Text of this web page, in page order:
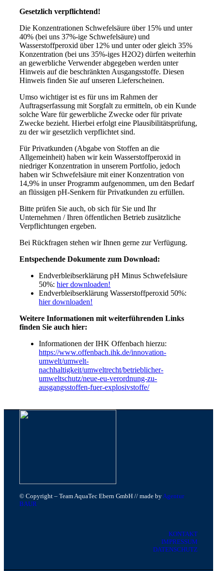
Gesetzlich verpflichtend!
Die Konzentrationen Schwefelsäure über 15% und unter
40% (bei uns 37%-ige Schwefelsäure) und
Wasserstoffperoxid über 12% und unter oder gleich 35%
Konzentration (bei uns 35%-iges H2O2) dürfen weiterhin
an gewerbliche Verwender abgegeben werden unter
Hinweis auf die beschränkten Ausgangsstoffe. Diesen
Hinweis finden Sie auf unseren Lieferscheinen.
Umso wichtiger ist es für uns im Rahmen der
Auftragserfassung mit Sorgfalt zu ermitteln, ob ein Kunde
solche Ware für gewerbliche Zwecke oder für private
Zwecke bezieht. Hierbei erfolgt eine Plausibilitätsprüfung,
zu der wir gesetzlich verpflichtet sind.
Für Privatkunden (Abgabe von Stoffen an die
Allgemeinheit) haben wir kein Wasserstoffperoxid in
niedriger Konzentration in unserem Portfolio, jedoch
haben wir Schwefelsäure mit einer Konzentration von
14,9% in unser Programm aufgenommen, um den Bedarf
an flüssigen pH-Senkern für Privatkunden zu erfüllen.
Bitte prüfen Sie auch, ob sich für Sie und Ihr
Unternehmen / Ihren öffentlichen Betrieb zusätzliche
Verpflichtungen ergeben.
Bei Rückfragen stehen wir Ihnen gerne zur Verfügung.
Entspechende Dokumente zum Download:
Endverbleibserklärung pH Minus Schwefelsäure
50%:hier downloaden!
Endverbleibserklärung Wasserstoffperoxid 50%:
hier downloaden!
Weitere Informationen mit weiterführenden Links
finden Sie auch hier:
Informationen der IHK Offenbach hierzu:
https://www.offenbach.ihk.de/innovation-
umwelt/umwelt-
nachhaltigkeit/umweltrecht/betrieblicher-
umweltschutz/neue-eu-verordnung-zu-
ausgangsstoffen-fuer-explosivstoffe/
© Copyright – Team AquaTec Ebern GmbH // made byAgentur
BAUR
KONTAKT
IMPRESSUM
DATENSCHUTZ